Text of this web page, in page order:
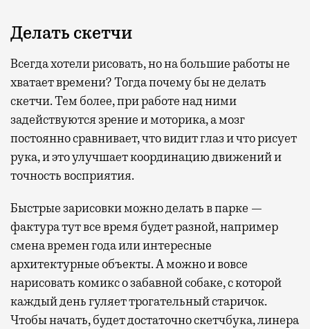
Делать скетчи
Всегда хотели рисовать, но на большие работы не
хватает времени? Тогда почему бы не делать
скетчи. Тем более, при работе над ними
задействуются зрение и моторика, а мозг
постоянно сравнивает, что видит глаз и что рисует
рука, и это улучшает координацию движений и
точность восприятия.
Быстрые зарисовки можно делать в парке —
фактура тут все время будет разной, например
смена времен года или интересные
архитектурные объекты. А можно и вовсе
нарисовать комикс о забавной собаке, с которой
каждый день гуляет трогательный старичок.
Чтобы начать, будет достаточно скетчбука, линера